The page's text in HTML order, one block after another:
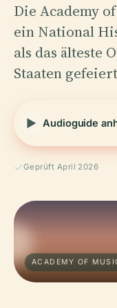
Die Academy
ein National
als das älteste
Staaten
Audioguide
Geprüft April 2026
ACADEMY OF